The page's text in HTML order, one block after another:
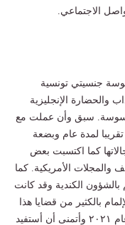
الاجتماعي.
14-12-1996 بمدينة سوسة جنسيتي تونسية
والحضارة الإنجليزية
بسوسة. سبق وأن عملت مع
لمدة عام وبضعة
كما اكتسبت بعض
والمجلات الأمريكية. كما
الكندية وقد كانت
بالكثير من قضايا هذا
البلد. ثم بدأت العمل مع صحيفة وطن أواخر عام ٢٠٢١ وأتمنى أن أستفيد